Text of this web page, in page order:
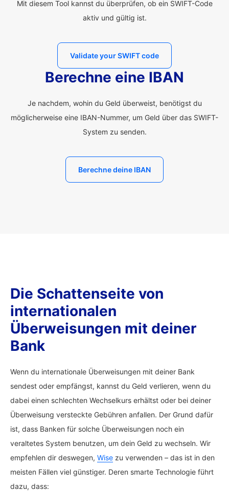
Mit diesem Tool kannst du überprüfen, ob ein SWIFT-Code
aktiv und gültig ist.
Validate your SWIFT code
Berechne eine IBAN
Je nachdem, wohin du Geld überweist, benötigst du
möglicherweise eine IBAN-Nummer, um Geld über das SWIFT-
System zu senden.
Berechne deine IBAN
Die Schattenseite von
internationalen
Überweisungen mit deiner
Bank
Wenn du internationale Überweisungen mit deiner Bank
sendest oder empfängst, kannst du Geld verlieren, wenn du
dabei einen schlechten Wechselkurs erhältst oder bei deiner
Überweisung versteckte Gebühren anfallen. Der Grund dafür
ist, dass Banken für solche Überweisungen noch ein
veraltetes System benutzen, um dein Geld zu wechseln. Wir
empfehlen dir deswegen, Wise zu verwenden – das ist in den
meisten Fällen viel günstiger. Deren smarte Technologie führt
dazu, dass: